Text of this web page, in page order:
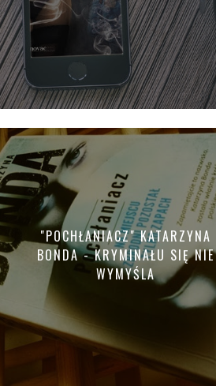
"POCHŁANIACZ" KATARZYNA
BONDA - KRYMINAŁU SIĘ NIE
WYMYŚLA